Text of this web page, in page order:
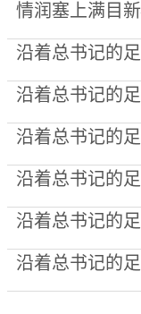
情润塞上满目